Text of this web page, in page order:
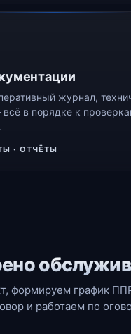
журнал,
в порядке к
· ОТЧЁТЫ
формируем график
и работаем по